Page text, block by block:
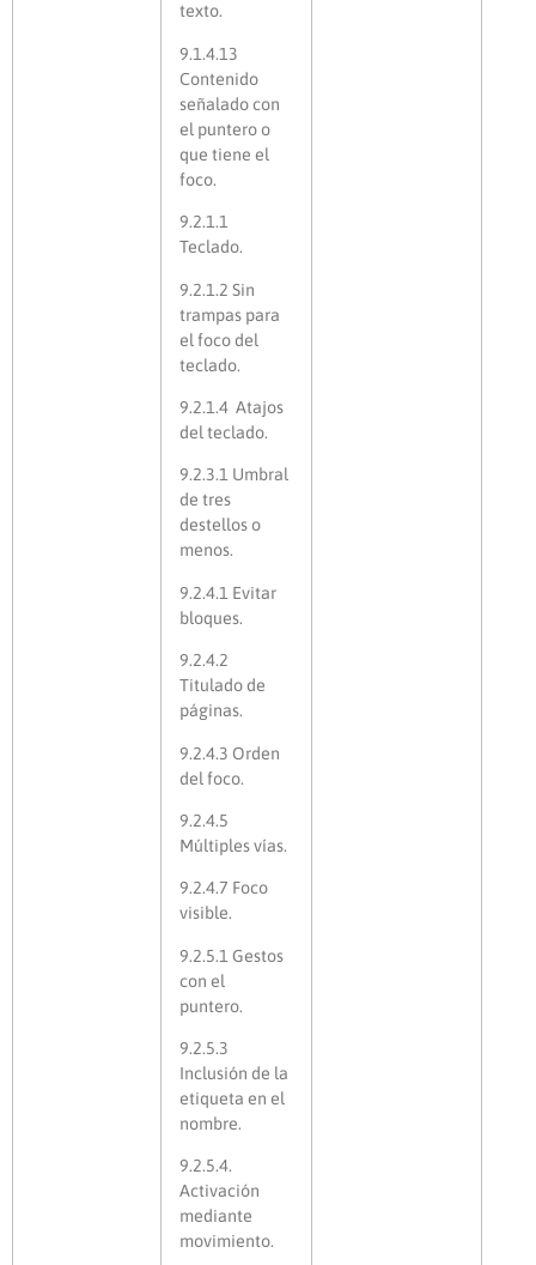
texto.
9.1.4.13
Contenido
señalado con
el puntero o
que tiene el
foco.
9.2.1.1
Teclado.
9.2.1.2 Sin
trampas para
el foco del
teclado.
9.2.1.4 Atajos
del teclado.
9.2.3.1 Umbral
de tres
destellos o
menos.
9.2.4.1 Evitar
bloques.
9.2.4.2
Titulado de
páginas.
9.2.4.3 Orden
del foco.
9.2.4.5
Múltiples vías.
9.2.4.7 Foco
visible.
9.2.5.1 Gestos
con el
puntero.
9.2.5.3
Inclusión de la
etiqueta en el
nombre.
9.2.5.4.
Activación
mediante
movimiento.